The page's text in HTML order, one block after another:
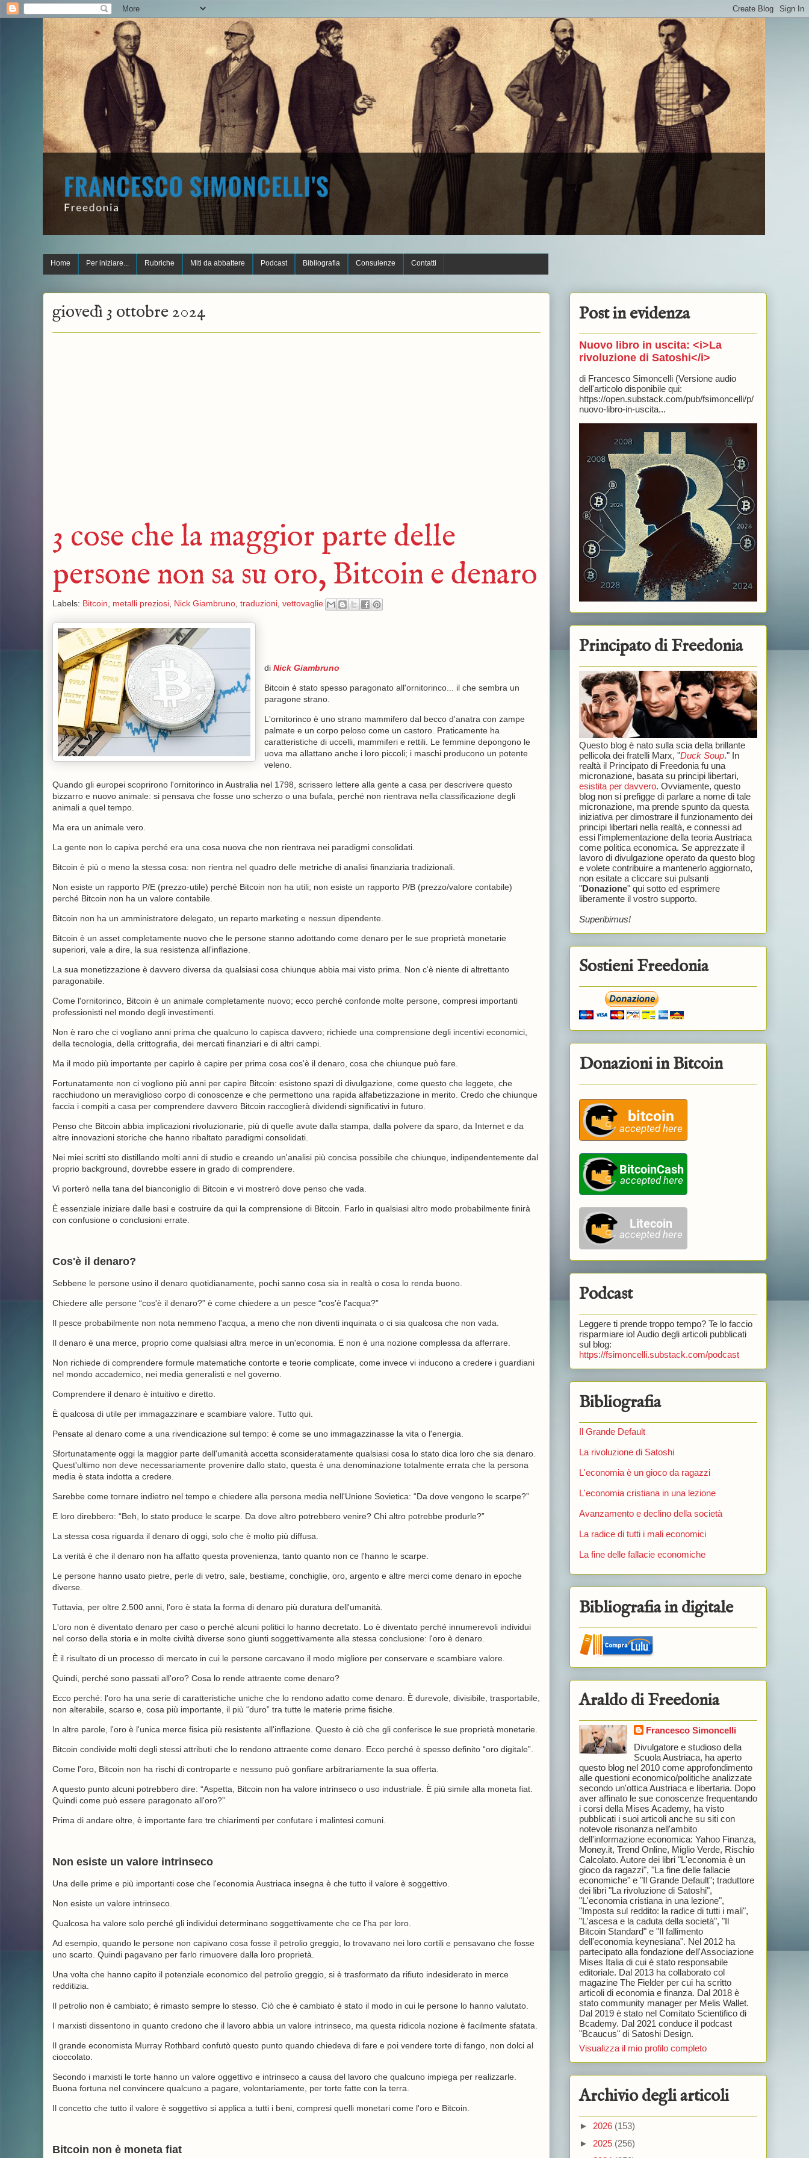
Home Per iniziare... Rubriche Miti da abbattere Podcast Bibliografia Consulenze Contatti
giovedì 3 ottobre 2024
3 cose che la maggior parte delle
persone non sa su oro, Bitcoin e denaro
Labels: Bitcoin, metalli preziosi, Nick Giambruno, traduzioni, vettovaglie
di Nick Giambruno
Bitcoin è stato spesso paragonato all'ornitorinco... il che sembra un
paragone strano.
L'ornitorinco è uno strano mammifero dal becco d'anatra con zampe
palmate e un corpo peloso come un castoro. Praticamente ha
caratteristiche di uccelli, mammiferi e rettili. Le femmine depongono le
uova ma allattano anche i loro piccoli; i maschi producono un potente
veleno.
Quando gli europei scoprirono l'ornitorinco in Australia nel 1798, scrissero lettere alla gente a casa per descrivere questo
bizzarro e nuovo animale: si pensava che fosse uno scherzo o una bufala, perché non rientrava nella classificazione degli
animali a quel tempo.
Ma era un animale vero.
La gente non lo capiva perché era una cosa nuova che non rientrava nei paradigmi consolidati.
Bitcoin è più o meno la stessa cosa: non rientra nel quadro delle metriche di analisi finanziaria tradizionali.
Non esiste un rapporto P/E (prezzo-utile) perché Bitcoin non ha utili; non esiste un rapporto P/B (prezzo/valore contabile)
perché Bitcoin non ha un valore contabile.
Bitcoin non ha un amministratore delegato, un reparto marketing e nessun dipendente.
Bitcoin è un asset completamente nuovo che le persone stanno adottando come denaro per le sue proprietà monetarie
superiori, vale a dire, la sua resistenza all'inflazione.
La sua monetizzazione è davvero diversa da qualsiasi cosa chiunque abbia mai visto prima. Non c'è niente di altrettanto
paragonabile.
Come l'ornitorinco, Bitcoin è un animale completamente nuovo; ecco perché confonde molte persone, compresi importanti
professionisti nel mondo degli investimenti.
Non è raro che ci vogliano anni prima che qualcuno lo capisca davvero; richiede una comprensione degli incentivi economici,
della tecnologia, della crittografia, dei mercati finanziari e di altri campi.
Ma il modo più importante per capirlo è capire per prima cosa cos'è il denaro, cosa che chiunque può fare.
Fortunatamente non ci vogliono più anni per capire Bitcoin: esistono spazi di divulgazione, come questo che leggete, che
racchiudono un meraviglioso corpo di conoscenze e che permettono una rapida alfabetizzazione in merito. Credo che chiunque
faccia i compiti a casa per comprendere davvero Bitcoin raccoglierà dividendi significativi in ​​futuro.
Penso che Bitcoin abbia implicazioni rivoluzionarie, più di quelle avute dalla stampa, dalla polvere da sparo, da Internet e da
altre innovazioni storiche che hanno ribaltato paradigmi consolidati.
Nei miei scritti sto distillando molti anni di studio e creando un'analisi più concisa possibile che chiunque, indipendentemente dal
proprio background, dovrebbe essere in grado di comprendere.
Vi porterò nella tana del bianconiglio di Bitcoin e vi mostrerò dove penso che vada.
È essenziale iniziare dalle basi e costruire da qui la comprensione di Bitcoin. Farlo in qualsiasi altro modo probabilmente finirà
con confusione o conclusioni errate.
Cos'è il denaro?
Sebbene le persone usino il denaro quotidianamente, pochi sanno cosa sia in realtà o cosa lo renda buono.
Chiedere alle persone “cos'è il denaro?” è come chiedere a un pesce “cos'è l'acqua?”
Il pesce probabilmente non nota nemmeno l'acqua, a meno che non diventi inquinata o ci sia qualcosa che non vada.
Il denaro è una merce, proprio come qualsiasi altra merce in un'economia. E non è una nozione complessa da afferrare.
Non richiede di comprendere formule matematiche contorte e teorie complicate, come invece vi inducono a credere i guardiani
nel mondo accademico, nei media generalisti e nel governo.
Comprendere il denaro è intuitivo e diretto.
È qualcosa di utile per immagazzinare e scambiare valore. Tutto qui.
Pensate al denaro come a una rivendicazione sul tempo: è come se uno immagazzinasse la vita o l'energia.
Sfortunatamente oggi la maggior parte dell'umanità accetta sconsideratamente qualsiasi cosa lo stato dica loro che sia denaro.
Quest'ultimo non deve necessariamente provenire dallo stato, questa è una denominazione totalmente errata che la persona
media è stata indotta a credere.
Sarebbe come tornare indietro nel tempo e chiedere alla persona media nell'Unione Sovietica: “Da dove vengono le scarpe?”
E loro direbbero: “Beh, lo stato produce le scarpe. Da dove altro potrebbero venire? Chi altro potrebbe produrle?”
La stessa cosa riguarda il denaro di oggi, solo che è molto più diffusa.
La verità è che il denaro non ha affatto questa provenienza, tanto quanto non ce l'hanno le scarpe.
Le persone hanno usato pietre, perle di vetro, sale, bestiame, conchiglie, oro, argento e altre merci come denaro in epoche
diverse.
Tuttavia, per oltre 2.500 anni, l'oro è stata la forma di denaro più duratura dell'umanità.
L'oro non è diventato denaro per caso o perché alcuni politici lo hanno decretato. Lo è diventato perché innumerevoli individui
nel corso della storia e in molte civiltà diverse sono giunti soggettivamente alla stessa conclusione: l'oro è denaro.
È il risultato di un processo di mercato in cui le persone cercavano il modo migliore per conservare e scambiare valore.
Quindi, perché sono passati all'oro? Cosa lo rende attraente come denaro?
Ecco perché: l'oro ha una serie di caratteristiche uniche che lo rendono adatto come denaro. È durevole, divisibile, trasportabile,
non alterabile, scarso e, cosa più importante, il più “duro” tra tutte le materie prime fisiche.
In altre parole, l'oro è l'unica merce fisica più resistente all'inflazione. Questo è ciò che gli conferisce le sue proprietà monetarie.
Bitcoin condivide molti degli stessi attributi che lo rendono attraente come denaro. Ecco perché è spesso definito “oro digitale”.
Come l'oro, Bitcoin non ha rischi di controparte e nessuno può gonfiare arbitrariamente la sua offerta.
A questo punto alcuni potrebbero dire: “Aspetta, Bitcoin non ha valore intrinseco o uso industriale. È più simile alla moneta fiat.
Quindi come può essere paragonato all'oro?”
Prima di andare oltre, è importante fare tre chiarimenti per confutare i malintesi comuni.
Non esiste un valore intrinseco
Una delle prime e più importanti cose che l'economia Austriaca insegna è che tutto il valore è soggettivo.
Non esiste un valore intrinseco.
Qualcosa ha valore solo perché gli individui determinano soggettivamente che ce l'ha per loro.
Ad esempio, quando le persone non capivano cosa fosse il petrolio greggio, lo trovavano nei loro cortili e pensavano che fosse
uno scarto. Quindi pagavano per farlo rimuovere dalla loro proprietà.
Una volta che hanno capito il potenziale economico del petrolio greggio, si è trasformato da rifiuto indesiderato in merce
redditizia.
Il petrolio non è cambiato; è rimasto sempre lo stesso. Ciò che è cambiato è stato il modo in cui le persone lo hanno valutato.
I marxisti dissentono in quanto credono che il lavoro abbia un valore intrinseco, ma questa ridicola nozione è facilmente sfatata.
Il grande economista Murray Rothbard confutò questo punto quando chiedeva di fare e poi vendere torte di fango, non dolci al
cioccolato.
Secondo i marxisti le torte hanno un valore oggettivo e intrinseco a causa del lavoro che qualcuno impiega per realizzarle.
Buona fortuna nel convincere qualcuno a pagare, volontariamente, per torte fatte con la terra.
Il concetto che tutto il valore è soggettivo si applica a tutti i beni, compresi quelli monetari come l'oro e Bitcoin.
Bitcoin non è moneta fiat
Post in evidenza
Nuovo libro in uscita: <i>La
rivoluzione di Satoshi</i>
di Francesco Simoncelli (Versione audio
dell'articolo disponibile qui:
https://open.substack.com/pub/fsimoncelli/p/
nuovo-libro-in-uscita...
Principato di Freedonia
Questo blog è nato sulla scia della brillante
pellicola dei fratelli Marx, "Duck Soup." In
realtà il Principato di Freedonia fu una
micronazione, basata su principi libertari,
esistita per davvero. Ovviamente, questo
blog non si prefigge di parlare a nome di tale
micronazione, ma prende spunto da questa
iniziativa per dimostrare il funzionamento dei
principi libertari nella realtà, e connessi ad
essi l'implementazione della teoria Austriaca
come politica economica. Se apprezzate il
lavoro di divulgazione operato da questo blog
e volete contribuire a mantenerlo aggiornato,
non esitate a cliccare sui pulsanti
"Donazione" qui sotto ed esprimere
liberamente il vostro supporto.
Superibimus!
Sostieni Freedonia
Donazioni in Bitcoin
Podcast
Leggere ti prende troppo tempo? Te lo faccio
risparmiare io! Audio degli articoli pubblicati
sul blog:
https://fsimoncelli.substack.com/podcast
Bibliografia
Il Grande Default
La rivoluzione di Satoshi
L'economia è un gioco da ragazzi
L'economia cristiana in una lezione
Avanzamento e declino della società
La radice di tutti i mali economici
La fine delle fallacie economiche
Bibliografia in digitale
Araldo di Freedonia
Francesco Simoncelli
Divulgatore e studioso della
Scuola Austriaca, ha aperto
questo blog nel 2010 come approfondimento
alle questioni economico/politiche analizzate
secondo un'ottica Austriaca e libertaria. Dopo
aver affinato le sue conoscenze frequentando
i corsi della Mises Academy, ha visto
pubblicati i suoi articoli anche su siti con
notevole risonanza nell'ambito
dell'informazione economica: Yahoo Finanza,
Money.it, Trend Online, Miglio Verde, Rischio
Calcolato. Autore dei libri "L'economia è un
gioco da ragazzi", "La fine delle fallacie
economiche" e "Il Grande Default"; traduttore
dei libri "La rivoluzione di Satoshi",
"L'economia cristiana in una lezione",
"Imposta sul reddito: la radice di tutti i mali",
"L'ascesa e la caduta della società", "Il
Bitcoin Standard" e "Il fallimento
dell'economia keynesiana". Nel 2012 ha
partecipato alla fondazione dell'Associazione
Mises Italia di cui è stato responsabile
editoriale. Dal 2013 ha collaborato col
magazine The Fielder per cui ha scritto
articoli di economia e finanza. Dal 2018 è
stato community manager per Melis Wallet.
Dal 2019 è stato nel Comitato Scientifico di
Bcademy. Dal 2021 conduce il podcast
"Bcaucus" di Satoshi Design.
Visualizza il mio profilo completo
Archivio degli articoli
► 2026 (153)
► 2025 (256)